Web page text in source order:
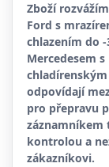
Zboží
Ford s
chlazením do -
Mercedesem
odpovídají
pro přepravu
záznamníkem
kontrolou a
zákazníkovi.